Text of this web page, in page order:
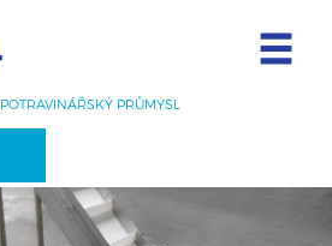
POTRAVINÁŘSKÝ PRŮMYSL